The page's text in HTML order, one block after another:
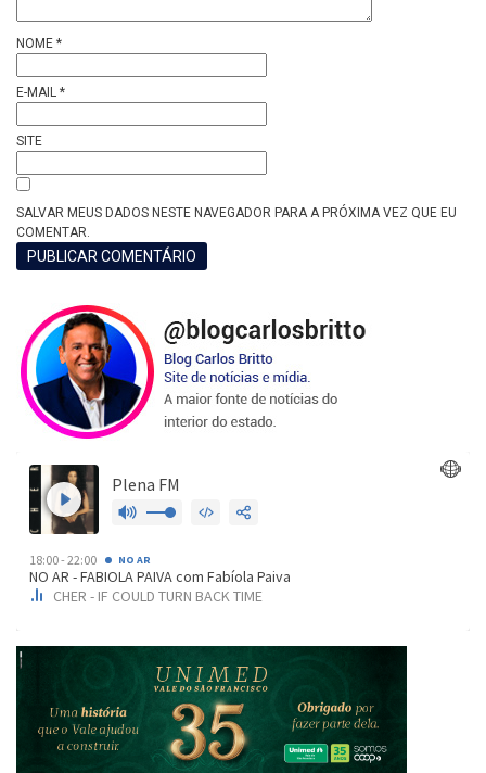
NOME *
E-MAIL *
SITE
SALVAR MEUS DADOS NESTE NAVEGADOR PARA A PRÓXIMA VEZ QUE EU
COMENTAR.